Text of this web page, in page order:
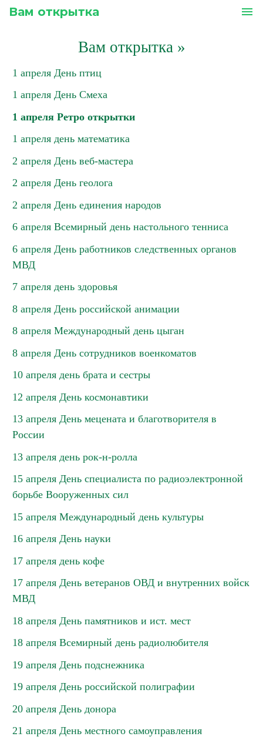
Вам открытка menu
Вам открытка»
1 апреля День птиц
1 апреля День Смеха
1 апреля Ретро открытки
1 апреля день математика
2 апреля День веб-мастера
2 апреля День геолога
2 апреля День единения народов
6 апреля Всемирный день настольного тенниса
6 апреля День работников следственных органов
МВД
7 апреля день здоровья
8 апреля День российской анимации
8 апреля Международный день цыган
8 апреля День сотрудников военкоматов
10 апреля день брата и сестры
12 апреля День космонавтики
13 апреля День мецената и благотворителя в
России
13 апреля день рок-н-ролла
15 апреля День специалиста по радиоэлектронной
борьбе Вооруженных сил
15 апреля Международный день культуры
16 апреля День науки
17 апреля день кофе
17 апреля День ветеранов ОВД и внутренних войск
МВД
18 апреля День памятников и ист. мест
18 апреля Всемирный день радиолюбителя
19 апреля День подснежника
19 апреля День российской полиграфии
20 апреля День донора
21 апреля День местного самоуправления